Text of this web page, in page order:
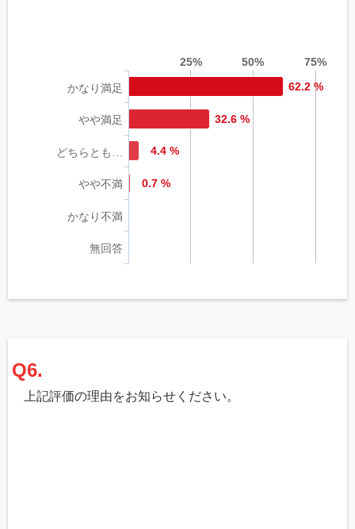
25% 50% 75%
かなり満足
やや満足
どちらとも…
やや不満
かなり不満
無回答
62.2 %
32.6 %
4.4 %
0.7 %
Q6.
上記評価の理由をお知らせください。